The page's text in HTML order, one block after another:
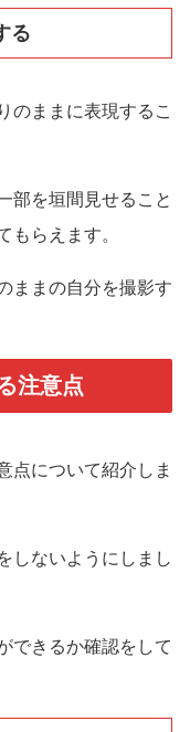
る
のままに表現するこ
部を垣間見せること
もらえます。
ままの自分を撮影す
注意点
点について紹介しま
しないようにしまし
できるか確認をして